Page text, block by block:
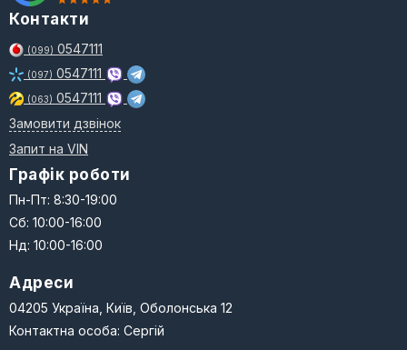
Контакти
(099) 0547111
(097) 0547111
(063) 0547111
Замовити дзвінок
Запит на VIN
Графік роботи
Пн-Пт: 8:30-19:00
Сб: 10:00-16:00
Нд: 10:00-16:00
Адреси
04205 Україна, Київ, Оболонська 12
Контактна особа: Сергій